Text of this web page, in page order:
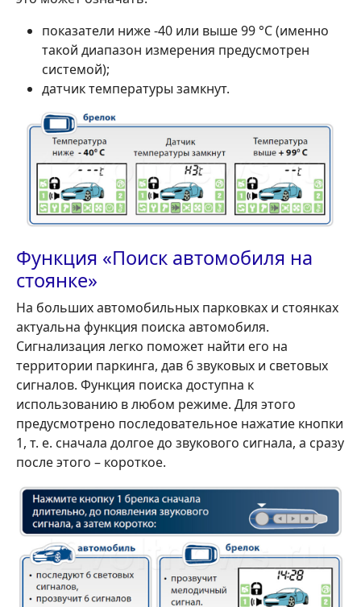
показатели ниже -40 или выше 99 °C (именно
такой диапазон измерения предусмотрен
системой);
датчик температуры замкнут.
Функция «Поиск автомобиля на
стоянке»
На больших автомобильных парковках и стоянках
актуальна функция поиска автомобиля.
Сигнализация легко поможет найти его на
территории паркинга, дав 6 звуковых и световых
сигналов. Функция поиска доступна к
использованию в любом режиме. Для этого
предусмотрено последовательное нажатие кнопки
1, т. е. сначала долгое до звукового сигнала, а сразу
после этого – короткое.